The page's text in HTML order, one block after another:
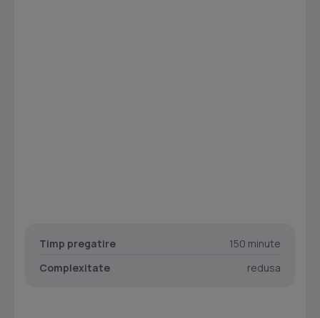
Timp pregatire
150 minute
Complexitate
redusa